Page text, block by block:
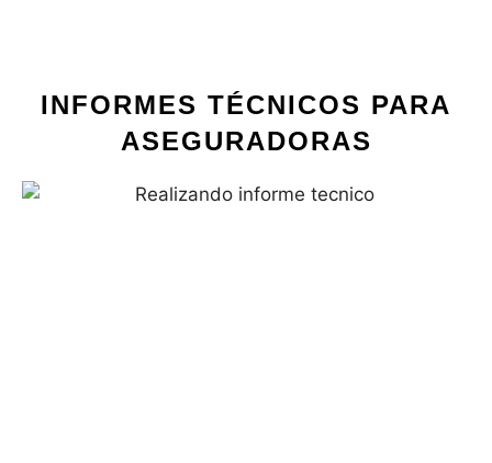
INFORMES TÉCNICOS PARA
ASEGURADORAS